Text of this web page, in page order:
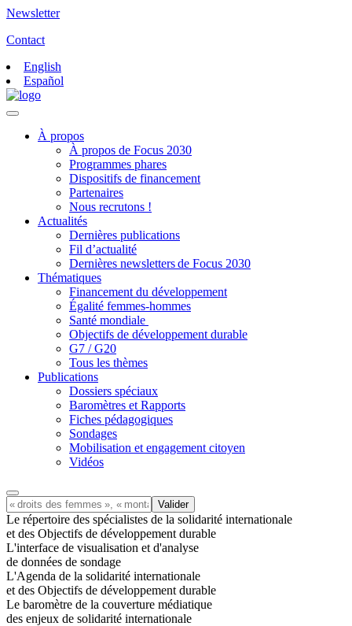
Newsletter
Contact
English
Español
À propos
À propos de Focus 2030
Programmes phares
Dispositifs de financement
Partenaires
Nous recrutons !
Actualités
Dernières publications
Fil d’actualité
Dernières newsletters de Focus 2030
Thématiques
Financement du développement
Égalité femmes-hommes
Santé mondiale
Objectifs de développement durable
G7 / G20
Tous les thèmes
Publications
Dossiers spéciaux
Baromètres et Rapports
Fiches pédagogiques
Sondages
Mobilisation et engagement citoyen
Vidéos
Le répertoire des spécialistes de la solidarité internationale
et des Objectifs de développement durable
L'interface de visualisation et d'analyse
de données de sondage
L'Agenda de la solidarité internationale
et des Objectifs de développement durable
Le baromètre de la couverture médiatique
des enjeux de solidarité internationale